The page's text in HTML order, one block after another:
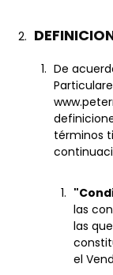
De
términos
las
las
el